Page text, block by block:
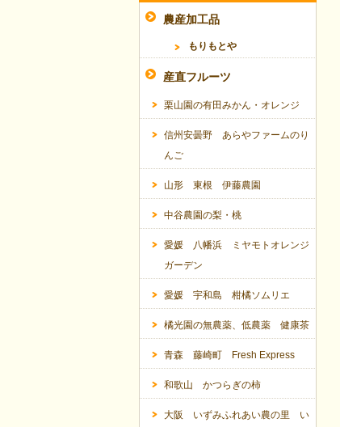
農産加工品
もりもとや
産直フルーツ
栗山園の有田みかん・オレンジ
信州安曇野 あらやファームのり
んご
山形 東根 伊藤農園
中谷農園の梨・桃
愛媛 八幡浜 ミヤモトオレンジ
ガーデン
愛媛 宇和島 柑橘ソムリエ
橘光園の無農薬、低農薬 健康茶
青森 藤崎町 Fresh Express
和歌山 かつらぎの柿
大阪 いずみふれあい農の里 い